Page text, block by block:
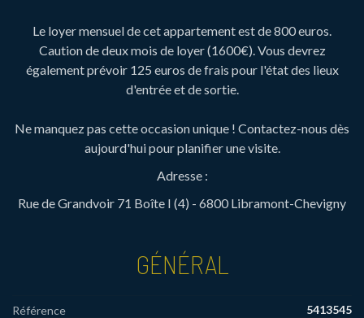
Le loyer mensuel de cet appartement est de 800 euros.
Caution de deux mois de loyer (1600€). Vous devrez
également prévoir 125 euros de frais pour l'état des lieux
d'entrée et de sortie.
Ne manquez pas cette occasion unique ! Contactez-nous dès
aujourd'hui pour planifier une visite.
Adresse :
Rue de Grandvoir 71 Boîte I (4) - 6800 Libramont-Chevigny
GÉNÉRAL
Référence
5413545